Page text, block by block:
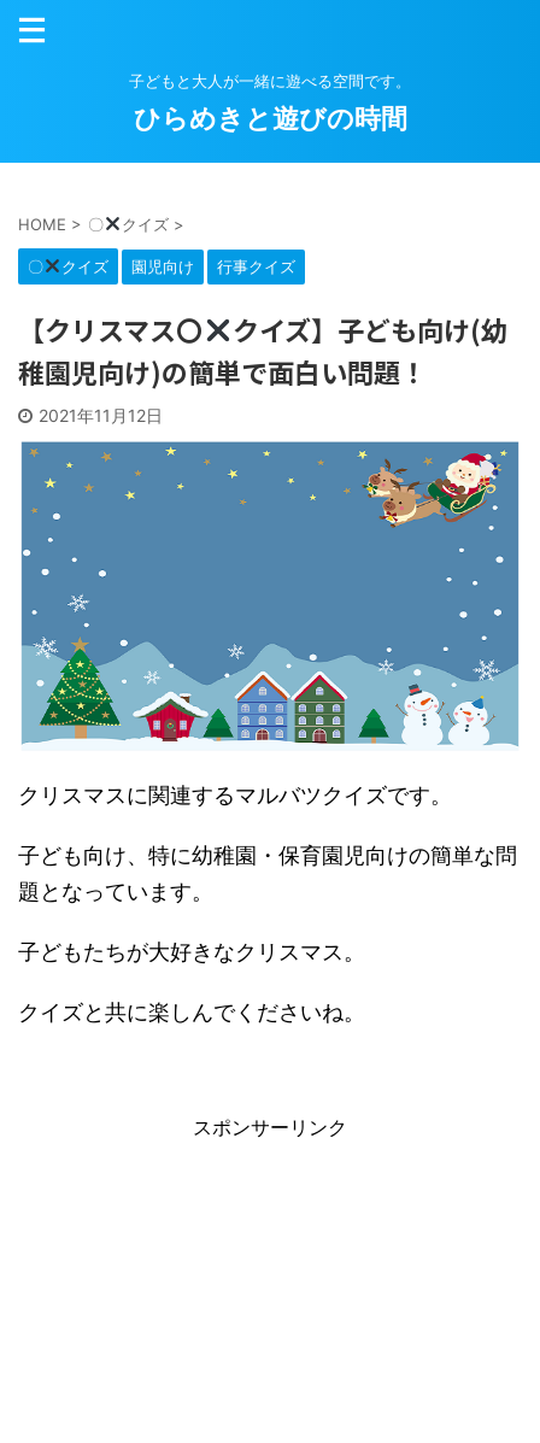
子どもと大人が一緒に遊べる空間です。
ひらめきと遊びの時間
HOME > 〇 クイズ >
〇 クイズ 園児向け 行事クイズ
【クリスマス〇
クイズ】子ども向け(幼
稚園児向け)の簡単で面白い問題！
2021年11月12日
クリスマスに関連するマルバツクイズです。
子ども向け、特に幼稚園・保育園児向けの簡単な問
題となっています。
子どもたちが大好きなクリスマス。
クイズと共に楽しんでくださいね。
スポンサーリンク